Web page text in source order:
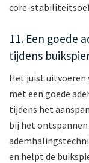
core-
11. Een goede
tijdens
Het juist uitvoeren
met een goede
tijdens het
bij het ontspannen
en helpt de